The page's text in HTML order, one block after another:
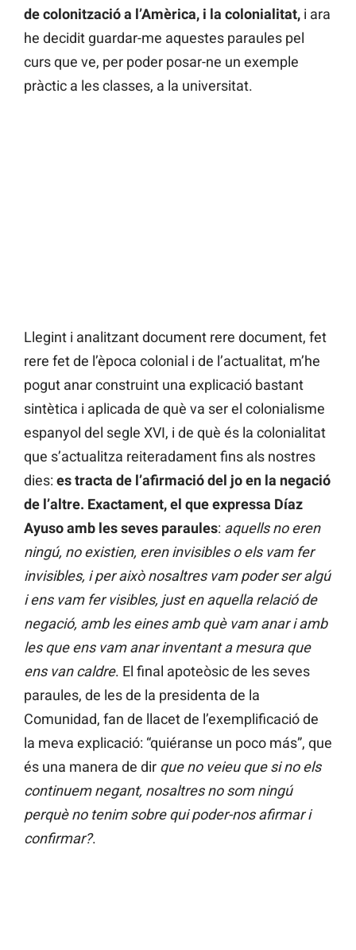
de colonització a l’Amèrica, i la colonialitat, i ara
he decidit guardar-me aquestes paraules pel
curs que ve, per poder posar-ne un exemple
pràctic a les classes, a la universitat.
Llegint i analitzant document rere document, fet
rere fet de l’època colonial i de l’actualitat, m’he
pogut anar construint una explicació bastant
sintètica i aplicada de què va ser el colonialisme
espanyol del segle XVI, i de què és la colonialitat
que s’actualitza reiteradament fins als nostres
dies: es tracta de l’afirmació del jo en la negació
de l’altre. Exactament, el que expressa Díaz
Ayuso amb les seves paraules: aquells no eren
ningú, no existien, eren invisibles o els vam fer
invisibles, i per això nosaltres vam poder ser algú
i ens vam fer visibles, just en aquella relació de
negació, amb les eines amb què vam anar i amb
les que ens vam anar inventant a mesura que
ens van caldre. El final apoteòsic de les seves
paraules, de les de la presidenta de la
Comunidad, fan de llacet de l’exemplificació de
la meva explicació: “quiéranse un poco más”, que
és una manera de dir que no veieu que si no els
continuem negant, nosaltres no som ningú
perquè no tenim sobre qui poder-nos afirmar i
confirmar?.